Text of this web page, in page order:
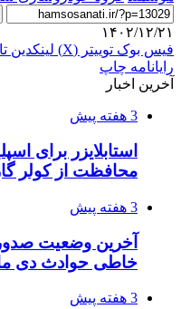
۱۴۰۲/۱۲/۲۱
فیس بوک توییتر (X) لینکدین
رایانامه چاپ
آخرین اخبار
3 هفته پیش
استابلایزر برای
محافظت از کولر
3 هفته پیش
آخرین وضعیت
خاطی حوادث دی
3 هفته پیش